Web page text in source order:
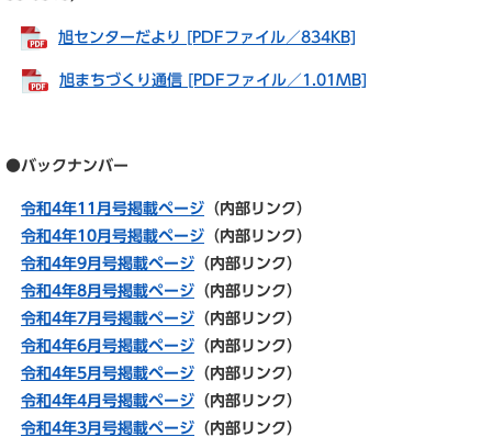
旭センターだより [PDFファイル／834KB]
旭まちづくり通信 [PDFファイル／1.01MB]
●バックナンバー
令和4年11月号掲載ページ （内部リンク）
令和4年10月号掲載ページ （内部リンク）
令和4年9月号掲載ページ （内部リンク）
令和4年8月号掲載ページ （内部リンク）
令和4年7月号掲載ページ （内部リンク）
令和4年6月号掲載ページ （内部リンク）
令和4年5月号掲載ページ （内部リンク）
令和4年4月号掲載ページ （内部リンク）
令和4年3月号掲載ページ （内部リンク）